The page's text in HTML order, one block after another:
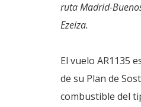
ruta Madrid-
Ezeiza.
El vuelo AR1135
de su Plan de
combustible del